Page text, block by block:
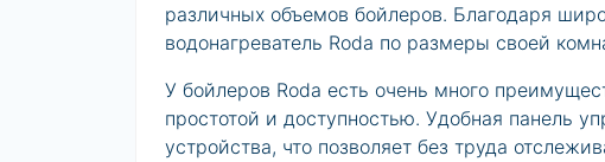
различных объемов бойлеров. Благодаря
водонагреватель Roda по размеры своей
У бойлеров Roda есть очень много
простотой и доступностью. Удобная панель
устройства, что позволяет без труда